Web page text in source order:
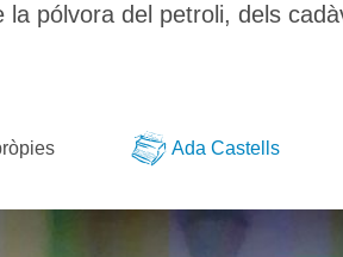
la pólvora del petroli, dels
Ada Castells